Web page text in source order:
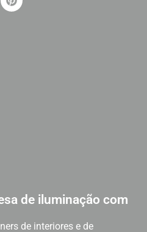
de iluminação com
de interiores e de